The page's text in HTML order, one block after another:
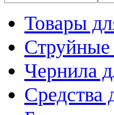
Товары
Чернила
Средства